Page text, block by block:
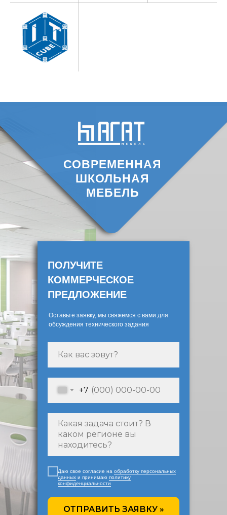
СОВРЕМЕННАЯ
ШКОЛЬНАЯ
МЕБЕЛЬ
ПОЛУЧИТЕ
КОММЕРЧЕСКОЕ
ПРЕДЛОЖЕНИЕ
Оставьте заявку, мы свяжемся с вами для
обсуждения технического задания
+7
Даю свое согласие на обработку персональных
данных и принимаю политику
конфиденциальности
ОТПРАВИТЬ ЗАЯВКУ »